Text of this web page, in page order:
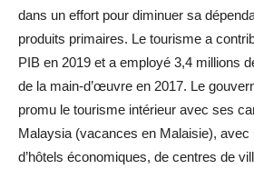
dans un effort pour diminuer sa
produits primaires. Le tourisme a
PIB en 2019 et a employé 3,4 millions
de la main-d’œuvre en 2017. Le
promu le tourisme intérieur avec ses
Malaysia (vacances en Malaisie), avec
d’hôtels économiques, de centres de